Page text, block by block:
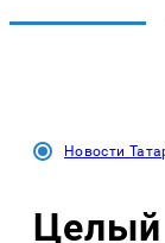
Новости
Целый